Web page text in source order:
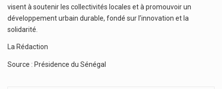
visent à soutenir les collectivités locales et à promouvoir un
développement urbain durable, fondé sur l’innovation et la
solidarité.
La Rédaction
Source : Présidence du Sénégal